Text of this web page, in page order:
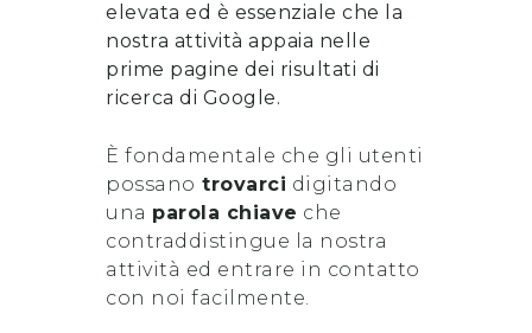
elevata ed è essenziale che la
nostra attività appaia nelle
prime pagine dei risultati di
ricerca di Google.
È fondamentale che gli utenti
possano trovarci digitando
una parola chiave che
contraddistingue la nostra
attività ed entrare in contatto
con noi facilmente.